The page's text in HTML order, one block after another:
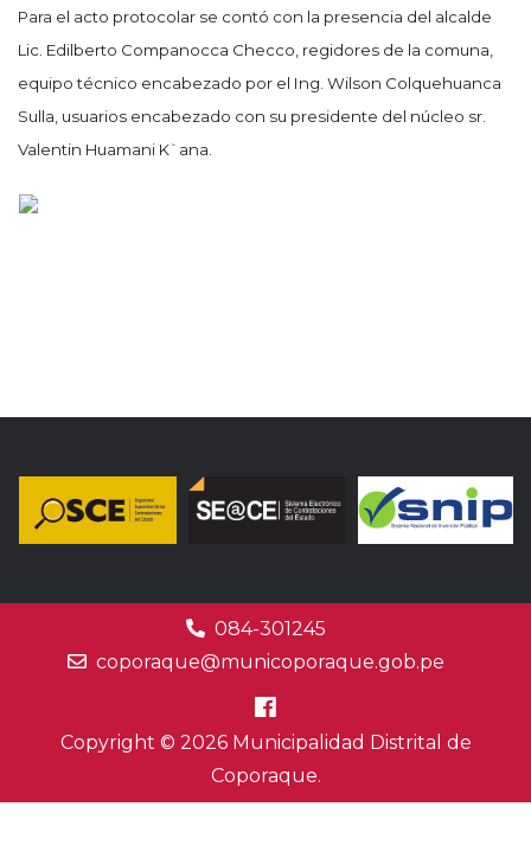
Para el acto protocolar se contó con la presencia del alcalde
Lic. Edilberto Companocca Checco, regidores de la comuna,
equipo técnico encabezado por el Ing. Wilson Colquehuanca
Sulla, usuarios encabezado con su presidente del núcleo sr.
Valentin Huamani K`ana.
084-301245
coporaque@municoporaque.gob.pe
Copyright © 2026 Municipalidad Distrital de
Coporaque.